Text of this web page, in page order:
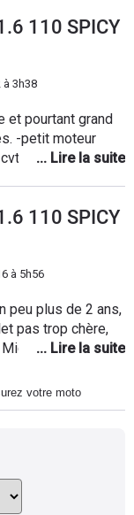
110 SPICY
à 3h38
et pourtant grand
-petit moteur
fiable -rayon de
ne
ok ! en
,sur la
110 SPICY
à 5h56
peu plus de 2 ans,
pas trop chère,
CC, mon
chère. A l'heure
13 000 Km
d'ouverture sur la
et plus du tout
Faisant à 90%
par contre
votre moto